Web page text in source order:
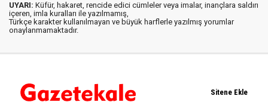
UYARI: Küfür, hakaret, rencide edici cümleler veya imalar, inançlara saldırı
içeren, imla kuralları ile yazılmamış,
Türkçe karakter kullanılmayan ve büyük harflerle yazılmış yorumlar
onaylanmamaktadır.